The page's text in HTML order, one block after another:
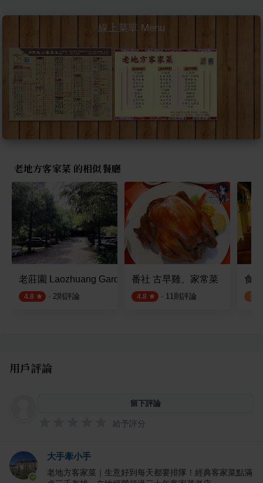
線上菜單 Menu
老地方客家菜 的相似餐廳
老莊園 Laozhuang Garden
4.8 · 2則評論
番社 古早雞、家常菜
4.8 · 11則評論
食
3.2
用戶評論
留下評論
給予評分
大手牽小手
老地方客家菜｜生意好到每天都要排隊！經典客家菜點滿